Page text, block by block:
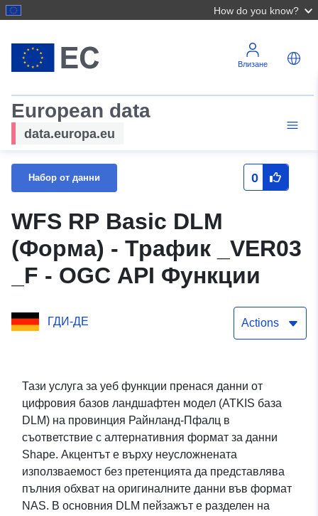
How do you know?
Влизане
European data
data.europa.eu
Набор от данни 0
WFS RP Basic DLM
(Форма) - Трафик _VER03
_F - OGC API Функции
ГДИ-ДЕ Actions
Тази услуга за уеб функции пренася данни от
цифровия базов ландшафтен модел (ATKIS база
DLM) на провинция Райнланд-Пфалц в
съответствие с алтернативния формат за данни
Shape. Акцентът е върху неусложнената
използваемост без претенцията да представлява
пълния обхват на оригиналните данни във формат
NAS. В основния DLM пейзажът е разделен на